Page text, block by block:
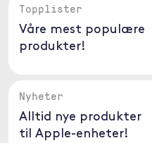
Topplister
Våre mest populære
produkter!
Nyheter
Alltid nye produkter
til Apple-enheter!